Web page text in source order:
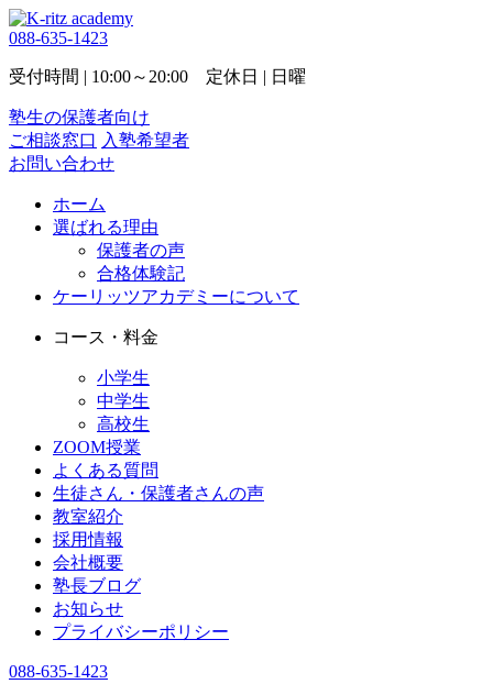
088-635-1423
受付時間 | 10:00～20:00 定休日 | 日曜
塾生の保護者向け
ご相談窓口 入塾希望者
お問い合わせ
ホーム
選ばれる理由
保護者の声
合格体験記
ケーリッツアカデミーについて
コース・料金
小学生
中学生
高校生
ZOOM授業
よくある質問
生徒さん・保護者さんの声
教室紹介
採用情報
会社概要
塾長ブログ
お知らせ
プライバシーポリシー
088-635-1423